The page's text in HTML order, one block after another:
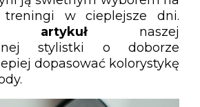
treningi w cieplejsze dni.
artykułnaszej
stylistki o doborze
dopasować kolorystykę